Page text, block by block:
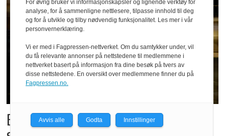
Bestillings-rush i foodora før
For øvrig bruker vi informasjonskapsler og lignende verktøy for
analyse, for å sammenligne nettlesere, tilpasse innhold til deg
og for å utvikle og tilby nødvendig funksjonalitet. Les mer i vår
personvernerklæring.
Vi er med i Fagpressen-nettverket. Om du samtykker under, vil
du få relevante annonser på nettstedene til medlemmene i
nettverket basert på informasjon fra dine besøk på tvers av
disse nettstedene. En oversikt over medlemmene finner du på
Fagpressen.no.
Avvis alle Godta Innstillinger